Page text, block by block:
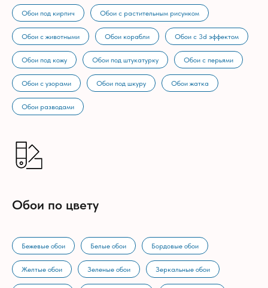
Обои под кирпич Обои с растительным рисунком
Обои с животными Обои корабли Обои с 3d эффектом
Обои под кожу Обои под штукатурку Обои с перьями
Обои с узорами Обои под шкуру Обои жатка
Обои разводами
Обои по цвету
Бежевые обои Белые обои Бордовые обои
Желтые обои Зеленые обои Зеркальные обои